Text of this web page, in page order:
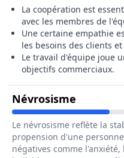
La coopération est
avec les membres de
Une certaine empathie
les besoins des clients
Le travail d'équipe joue
objectifs commerciaux.
Névrosisme Pour
Le névrosisme reflète la
propension d'une
négatives comme